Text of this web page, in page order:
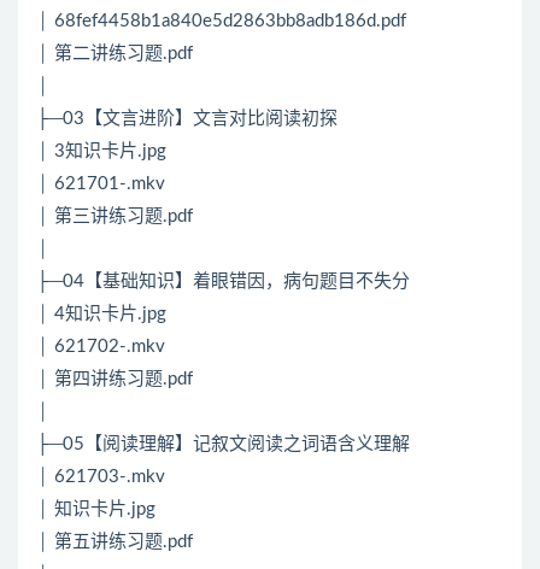
│ 68fef4458b1a840e5d2863bb8adb186d.pdf
│ 第二讲练习题.pdf
├─03【文言进阶】文言对比阅读初探
│ 3知识卡片.jpg
│ 621701-.mkv
│ 第三讲练习题.pdf
├─04【基础知识】着眼错因，病句题目不失分
│ 4知识卡片.jpg
│ 621702-.mkv
│ 第四讲练习题.pdf
├─05【阅读理解】记叙文阅读之词语含义理解
│ 621703-.mkv
│ 知识卡片.jpg
│ 第五讲练习题.pdf